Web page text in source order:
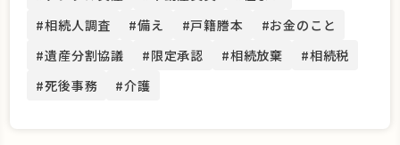
#相続人調査
#備え #戸籍謄本
#お金のこと
#遺産分割協議
#限定承認 #相続放棄
#相続税
#死後事務
#介護